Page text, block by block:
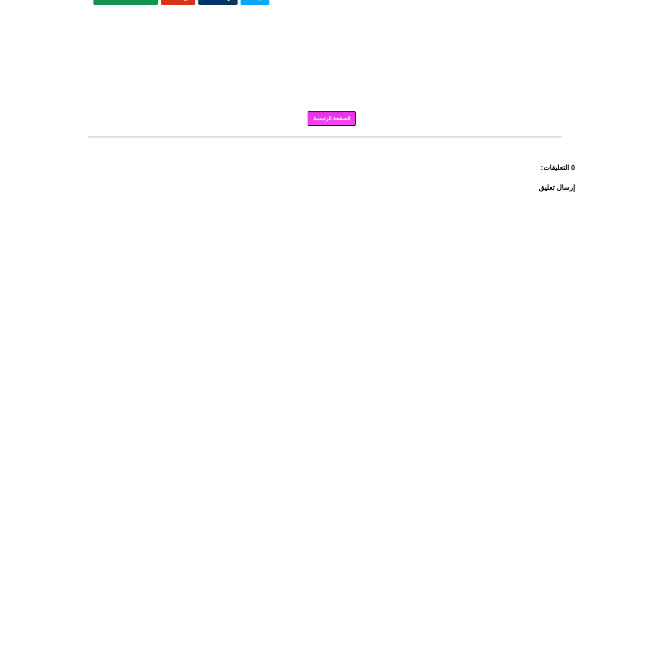
الصفحة الرئيسية
0 التعليقات:
إرسال تعليق